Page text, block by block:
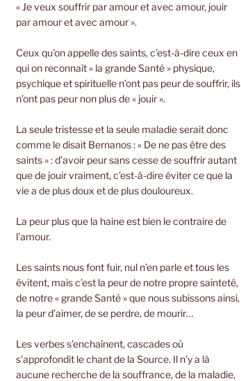
« Je veux souffrir par amour et avec amour, jouir
par amour et avec amour ».
Ceux qu’on appelle des saints, c’est-à-dire ceux en
qui on reconnaît « la grande Santé » physique,
psychique et spirituelle n’ont pas peur de souffrir, ils
n’ont pas peur non plus de « jouir ».
La seule tristesse et la seule maladie serait donc
comme le disait Bernanos : « De ne pas être des
saints » : d’avoir peur sans cesse de souffrir autant
que de jouir vraiment, c’est-à-dire éviter ce que la
vie a de plus doux et de plus douloureux.
La peur plus que la haine est bien le contraire de
l’amour.
Les saints nous font fuir, nul n’en parle et tous les
évitent, mais c’est la peur de notre propre sainteté,
de notre « grande Santé » que nous subissons ainsi,
la peur d’aimer, de se perdre, de mourir…
Les verbes s’enchaînent, cascades où
s’approfondit le chant de la Source. Il n’y a là
aucune recherche de la souffrance, de la maladie,